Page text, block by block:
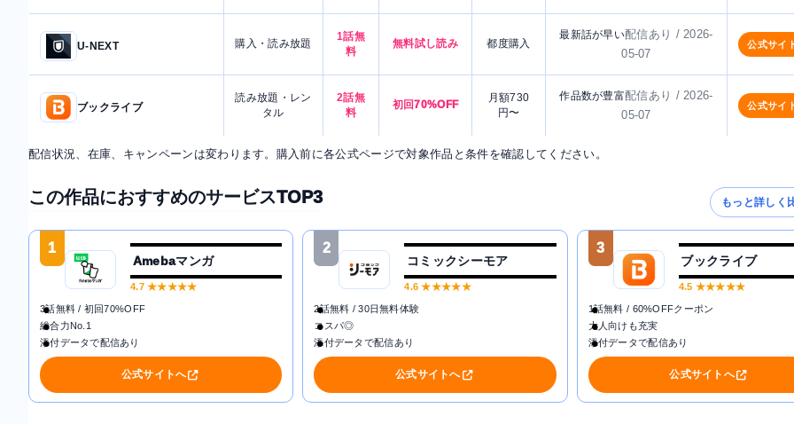
U-NEXT 購入・読み放題
1話無
料
無料試し読み 都度購入
最新話が早い配信あり / 2026-
05-07
公式サイ
ブックライブ
読み放題・レン
タル
2話無
料
初回70%OFF
月額730
円〜
作品数が豊富配信あり / 2026-
05-07
公式サイ
配信状況、在庫、キャンペーンは変わります。購入前に各公式ページで対象作品と条件を確認してください。
この作品におすすめのサービスTOP3 もっと詳しく
1
Amebaマンガ
4.7★★★★★
3話無料 / 初回70%OFF
総合力No.1
添付データで配信あり
公式サイトへ
2
コミックシーモア
4.6 ★★★★★
2話無料 / 30日無料体験
コスパ◎
添付データで配信あり
公式サイトへ
3
ブックライブ
4.5 ★★★★★
1話無料 / 60%OFFクーポン
大人向けも充実
添付データで配信あり
公式サイトへ